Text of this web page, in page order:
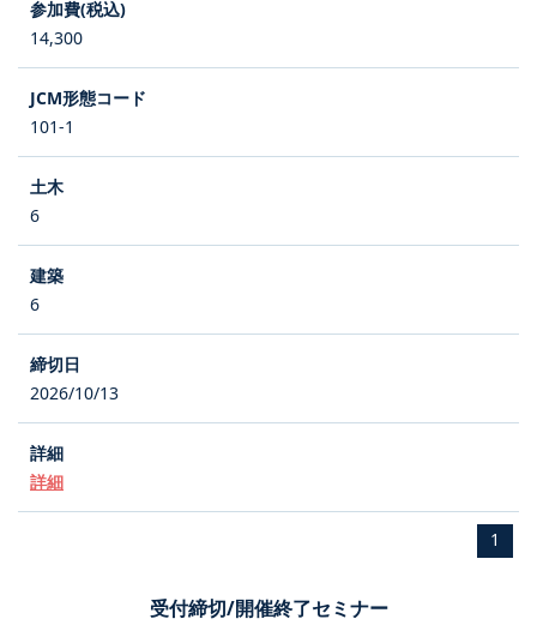
14,300
101-1
6
6
2026/10/13
詳細
1
受付締切/開催終了セミナー